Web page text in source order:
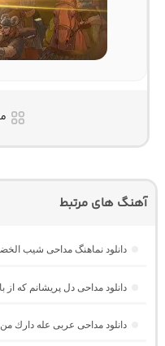
آهنگ های مرتبط
دانلود نماهنگ مداحی شیب
دانلود مداحی دل پریشانم که از
دانلود مداحی عربی عله دارك